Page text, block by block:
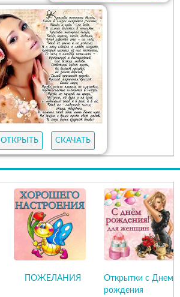
ОТКРЫТЬ СКАЧАТЬ
ПОЖЕЛАНИЯ
Открытки с Днем
рождения